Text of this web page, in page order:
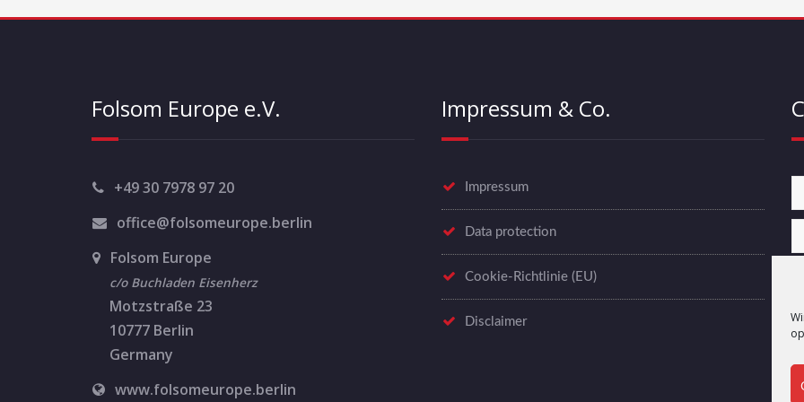
Folsom Europe e.V.
+49 30 7978 97 20
office@folsomeurope.berlin
Folsom Europe
c/o Buchladen Eisenherz
Motzstraße 23
10777 Berlin
Germany
www.folsomeurope.berlin
Impressum & Co.
Impressum
Data protection
Cookie-Richtlinie (EU)
Disclaimer